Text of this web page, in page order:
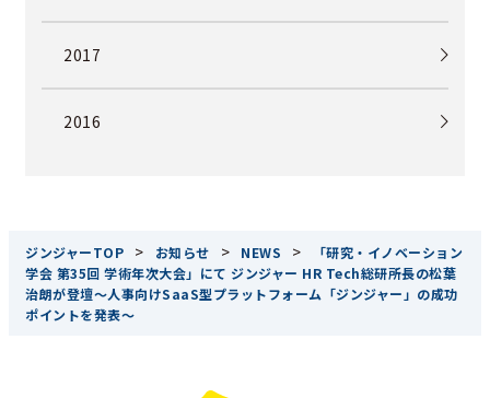
2017
2016
ジンジャーTOP > お知らせ > NEWS >
「研究・イノベーション
学会 第35回 学術年次大会」にて ジンジャー HR Tech総研所長の松葉
治朗が登壇～人事向けSaaS型プラットフォーム「ジンジャー」の成功
ポイントを発表～